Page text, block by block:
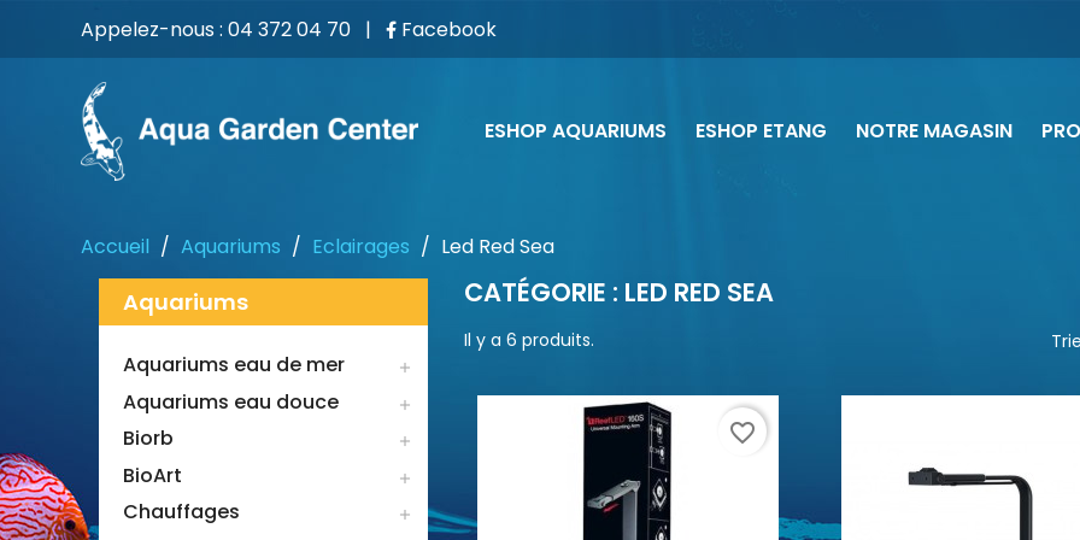
Appelez-nous : 04 372 04 70 | Facebook
ESHOP AQUARIUMS ESHOP ETANG NOTRE MAGASIN
Accueil Aquariums Eclairages Led Red Sea
Aquariums
Aquariums eau de mer 
Aquariums eau douce 
Biorb 
BioArt 
Chauffages 
CATÉGORIE : LED RED SEA
Il y a 6 produits.
favorite_border